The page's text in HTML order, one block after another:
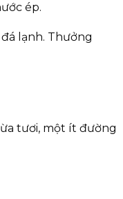
ép.
lạnh. Thưởng
tươi, một ít đường